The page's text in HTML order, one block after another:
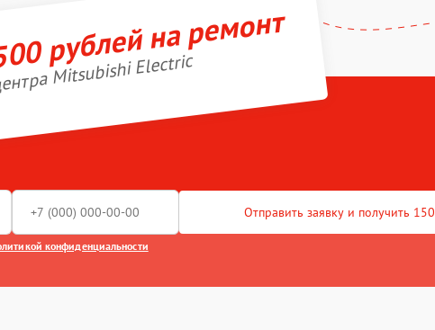
рублей на ремонт
Mitsubishi Electric
Отправить заявку и получить
конфиденциальности